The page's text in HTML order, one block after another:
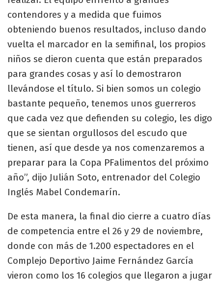
contendores y a medida que fuimos
obteniendo buenos resultados, incluso dando
vuelta el marcador en la semifinal, los propios
niños se dieron cuenta que están preparados
para grandes cosas y así lo demostraron
llevándose el título. Si bien somos un colegio
bastante pequeño, tenemos unos guerreros
que cada vez que defienden su colegio, les digo
que se sientan orgullosos del escudo que
tienen, así que desde ya nos comenzaremos a
preparar para la Copa PFalimentos del próximo
año”, dijo Julián Soto, entrenador del Colegio
Inglés Mabel Condemarín.
De esta manera, la final dio cierre a cuatro días
de competencia entre el 26 y 29 de noviembre,
donde con más de 1.200 espectadores en el
Complejo Deportivo Jaime Fernández García
vieron como los 16 colegios que llegaron a jugar